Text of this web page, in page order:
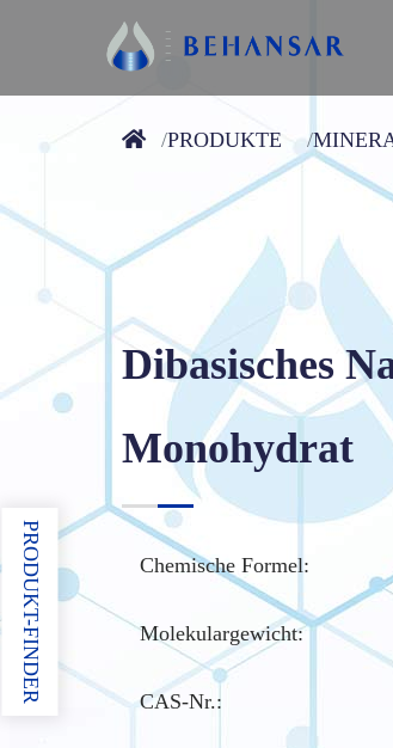
PRODUKTE
Dibasisches
Monohydrat
Chemische Formel:
Molekulargewicht:
CAS-Nr.:
PRODUKT-FINDER